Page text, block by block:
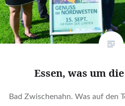
Essen, was um
Bad Zwischenahn. Was auf den